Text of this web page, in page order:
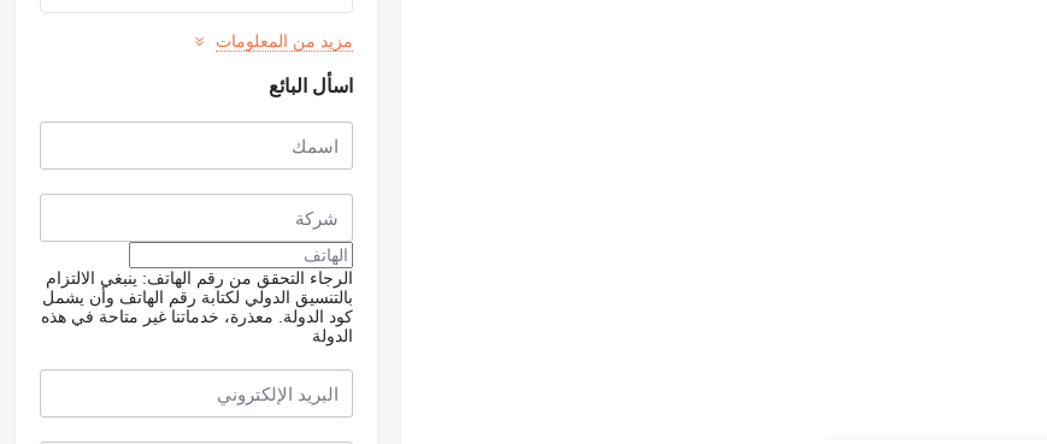
طلب الحصول على صور
إضافية
مزيد من المعلومات
اسأل البائع
الرجاء التحقق من رقم الهاتف: ينبغي الالتزام
بالتنسيق الدولي لكتابة رقم الهاتف وأن يشمل
كود الدولة.
معذرة، خدماتنا غير متاحة في هذه
الدولة